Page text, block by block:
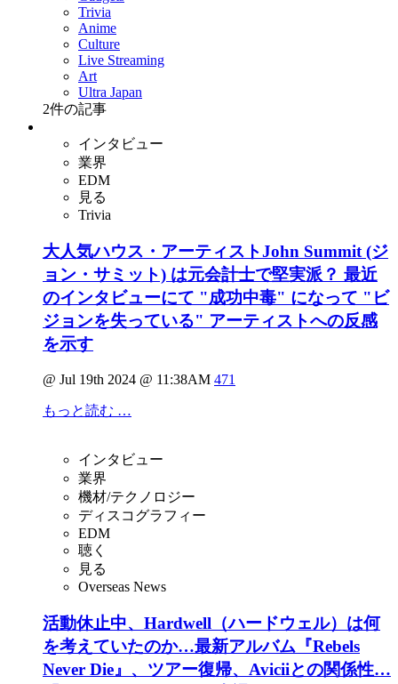
Trivia
Anime
Culture
Live Streaming
Art
Ultra Japan
2件の記事
インタビュー
業界
EDM
見る
Trivia
大人気ハウス・アーティストJohn Summit (ジ
ョン・サミット) は元会計士で堅実派？ 最近
のインタビューにて "成功中毒" になって "ビ
ジョンを失っている" アーティストへの反感
を示す
@ Jul 19th 2024 @ 11:38AM 471
もっと読む …
インタビュー
業界
機材/テクノロジー
ディスコグラフィー
EDM
聴く
見る
Overseas News
活動休止中、Hardwell（ハードウェル）は何
を考えていたのか…最新アルバム『Rebels
Never Die』、ツアー復帰、Aviciiとの関係性…